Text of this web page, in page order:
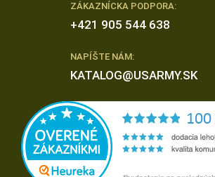
ZÁKAZNÍCKA PODPORA:
+421 905 544 638
NAPÍŠTE NÁM:
KATALOG@USARMY.SK